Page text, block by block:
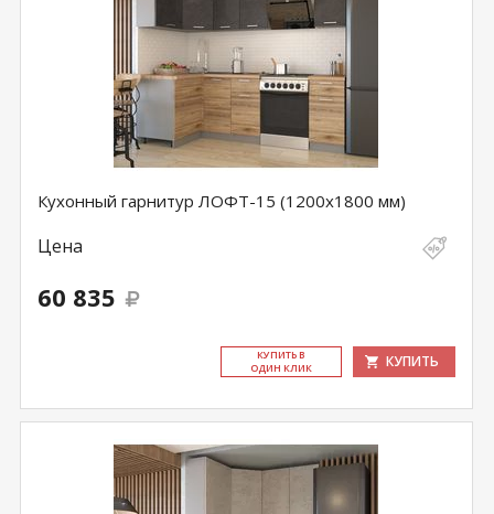
Кухонный гарнитур ЛОФТ-15 (1200х1800 мм)
Цена
60 835
КУ­ПИТЬ В
ОДИН КЛИК
КУПИТЬ